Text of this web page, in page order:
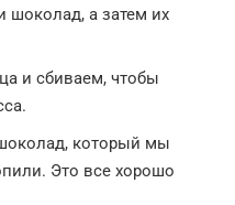
шоколад, а затем их
и сбиваем, чтобы
который мы
Это все хорошо